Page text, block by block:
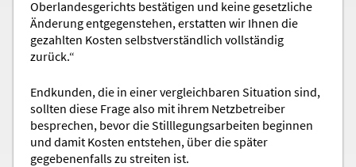
Oberlandesgerichts bestätigen und keine gesetzliche
Änderung entgegenstehen, erstatten wir Ihnen die
gezahlten Kosten selbstverständlich vollständig
zurück.“
Endkunden, die in einer vergleichbaren Situation sind,
sollten diese Frage also mit ihrem Netzbetreiber
besprechen, bevor die Stilllegungsarbeiten beginnen
und damit Kosten entstehen, über die später
gegebenenfalls zu streiten ist.